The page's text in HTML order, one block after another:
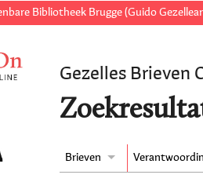
Bibliotheek Brugge (Guido
Gezelles Brieven
Brieven